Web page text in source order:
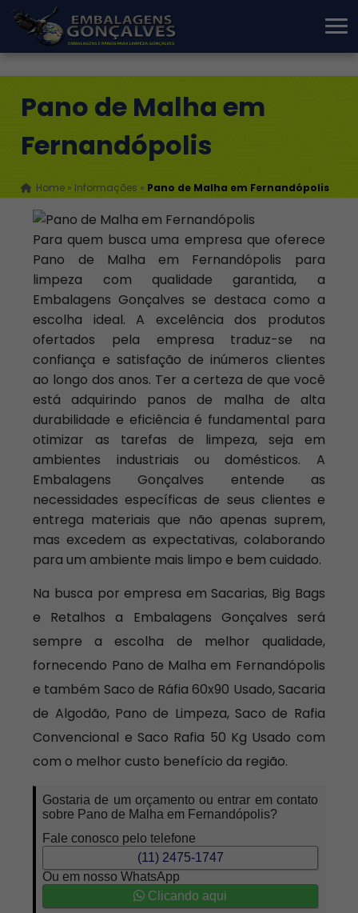
Pano de Malha em
Fernandópolis
Home » Informações » Pano de Malha em Fernandópolis
Para quem busca uma empresa que oferece
Pano de Malha em Fernandópolis para
limpeza com qualidade garantida, a
Embalagens Gonçalves se destaca como a
escolha ideal. A excelência dos produtos
ofertados pela empresa traduz-se na
confiança e satisfação de inúmeros clientes
ao longo dos anos. Ter a certeza de que você
está adquirindo panos de malha de alta
durabilidade e eficiência é fundamental para
otimizar as tarefas de limpeza, seja em
ambientes industriais ou domésticos. A
Embalagens Gonçalves entende as
necessidades específicas de seus clientes e
entrega materiais que não apenas suprem,
mas excedem as expectativas, colaborando
para um ambiente mais limpo e bem cuidado.
Na busca por empresa em Sacarias, Big Bags
e Retalhos a Embalagens Gonçalves será
sempre a escolha de melhor qualidade,
fornecendo Pano de Malha em Fernandópolis
e também Saco de Ráfia 60x90 Usado, Sacaria
de Algodão, Pano de Limpeza, Saco de Rafia
Convencional e Saco Rafia 50 Kg Usado com
com o melhor custo benefício da região.
Gostaria de um orçamento ou entrar em contato
sobre Pano de Malha em Fernandópolis?
Fale conosco pelo telefone
(11) 2475-1747
Ou em nosso WhatsApp
Clicando aqui